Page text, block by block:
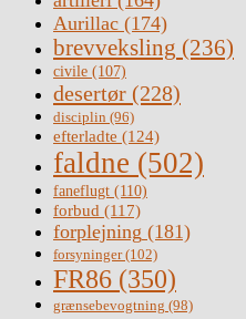
Aurillac (174)
brevveksling (236)
civile (107)
desertør (228)
disciplin (96)
efterladte (124)
faldne (502)
faneflugt (110)
forbud (117)
forplejning (181)
forsyninger(102)
FR86 (350)
grænsebevogtning (98)